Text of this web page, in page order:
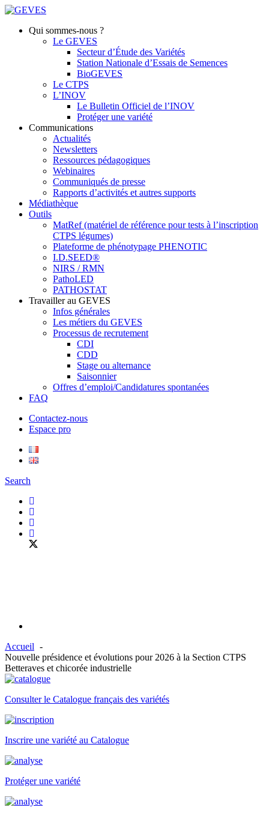
Qui sommes-nous ?
Le GEVES
Secteur d’Étude des Variétés
Station Nationale d’Essais de Semences
BioGEVES
Le CTPS
L’INOV
Le Bulletin Officiel de l’INOV
Protéger une variété
Communications
Actualités
Newsletters
Ressources pédagogiques
Webinaires
Communiqués de presse
Rapports d’activités et autres supports
Médiathèque
Outils
MatRef (matériel de référence pour tests à l’inscription
CTPS légumes)
Plateforme de phénotypage PHENOTIC
I.D.SEED®
NIRS / RMN
PathoLED
PATHOSTAT
Travailler au GEVES
Infos générales
Les métiers du GEVES
Processus de recrutement
CDI
CDD
Stage ou alternance
Saisonnier
Offres d’emploi/Candidatures spontanées
FAQ
Contactez-nous
Espace pro
Search
Accueil
Nouvelle présidence et évolutions pour 2026 à la Section CTPS
Betteraves et chicorée industrielle
Consulter le Catalogue français des variétés
Inscrire une variété au Catalogue
Protéger une variété